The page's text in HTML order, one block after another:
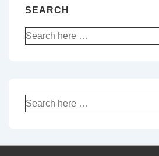
SEARCH
Recherche
pour:
Recherche
pour: